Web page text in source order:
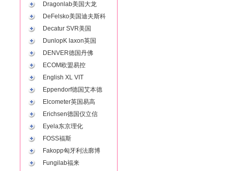
Dragonlab美国大龙
DeFelsko美国迪夫斯科
Decatur SVR美国
DunlopK laxon英国
DENVER德国丹佛
ECOM欧盟易控
English XL VIT
Eppendorf德国艾本德
Elcometer英国易高
Erichsen德国仪立信
Eyela东京理化
FOSS福斯
Fakopp匈牙利法廓博
Fungilab福来